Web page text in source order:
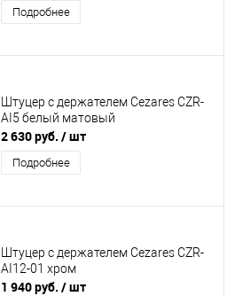
Подробнее
Штуцер с держателем Cezares CZR-
AI5 белый матовый
2 630 руб. / шт
Подробнее
Штуцер с держателем Cezares CZR-
AI12-01 хром
1 940 руб. / шт